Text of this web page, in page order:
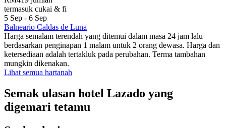
termasuk cukai & fi
5 Sep - 6 Sep
Balneario Caldas de Luna
Harga semalam terendah yang ditemui dalam masa 24 jam lalu
berdasarkan penginapan 1 malam untuk 2 orang dewasa. Harga dan
ketersediaan adalah tertakluk pada perubahan. Terma tambahan
mungkin dikenakan.
Lihat semua hartanah
Semak ulasan hotel Lazado yang
digemari tetamu